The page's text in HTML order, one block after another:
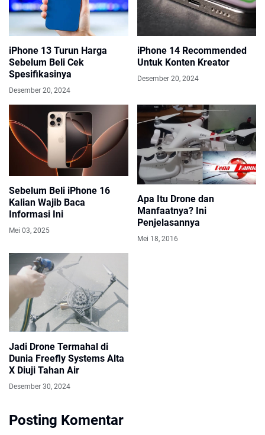
iPhone 13 Turun Harga
Sebelum Beli Cek
Spesifikasinya
Desember 20, 2024
iPhone 14 Recommended
Untuk Konten Kreator
Desember 20, 2024
Sebelum Beli iPhone 16
Kalian Wajib Baca
Informasi Ini
Mei 03, 2025
Apa Itu Drone dan
Manfaatnya? Ini
Penjelasannya
Mei 18, 2016
Jadi Drone Termahal di
Dunia Freefly Systems Alta
X Diuji Tahan Air
Desember 30, 2024
Posting Komentar